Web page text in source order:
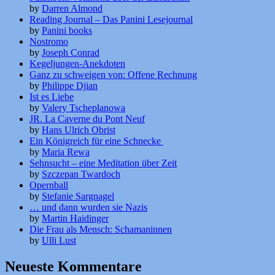
by Darren Almond
Reading Journal – Das Panini Lesejournal
by Panini books
Nostromo
by Joseph Conrad
Kegeljungen-Anekdoten
Ganz zu schweigen von: Offene Rechnung
by Philippe Djian
Ist es Liebe
by Valery Tscheplanowa
JR. La Caverne du Pont Neuf
by Hans Ulrich Obrist
Ein Königreich für eine Schnecke
by Maria Rewa
Sehnsucht – eine Meditation über Zeit
by Szczepan Twardoch
Opernball
by Stefanie Sargnagel
… und dann wurden sie Nazis
by Martin Haidinger
Die Frau als Mensch: Schamaninnen
by Ulli Lust
Neueste Kommentare